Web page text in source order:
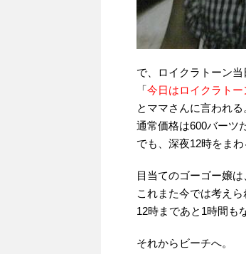
で、ロイクラトーン当
「今日はロイクラト
とママさんに言われる
通常価格は600バーツ
でも、深夜12時をまわ
目当てのゴーゴー嬢
これまた今では考え
12時まであと1時間も
それからビーチへ。